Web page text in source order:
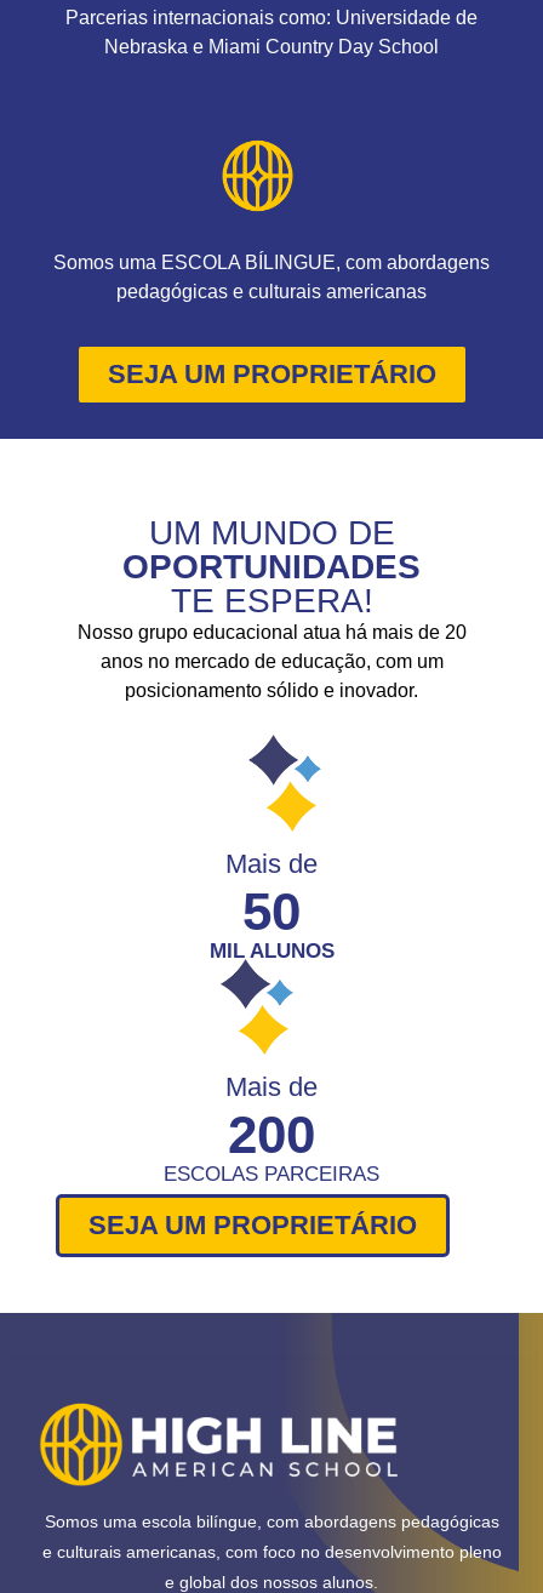
Parcerias internacionais como: Universidade de
Nebraska e Miami Country Day School
Somos uma ESCOLA BÍLINGUE, com abordagens
pedagógicas e culturais americanas
SEJA UM PROPRIETÁRIO
UM MUNDO DE
OPORTUNIDADES
TE ESPERA!
Nosso grupo educacional atua há mais de 20
anos no mercado de educação, com um
posicionamento sólido e inovador.
Mais de
50
MIL ALUNOS
Mais de
200
ESCOLAS PARCEIRAS
SEJA UM PROPRIETÁRIO
Somos uma escola bilíngue, com abordagens pedagógicas
e culturais americanas, com foco no desenvolvimento pleno
e global dos nossos alunos.